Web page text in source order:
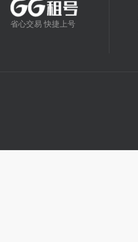
省心交易 快捷上号